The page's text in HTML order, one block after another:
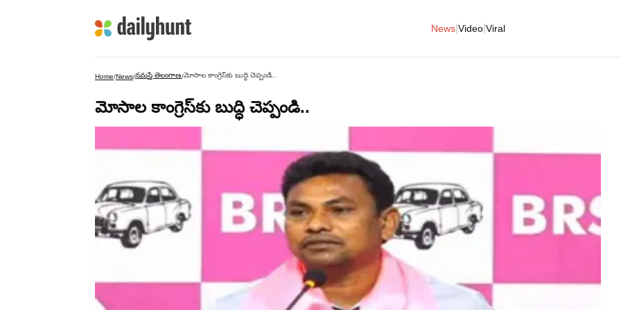
News Video Viral
Home/News/నమస్తే తెలంగాణ/మోసాల కాంగ్రెస్‌కు బుద్ధి చెప్పండి..
మోసాల కాంగ్రెస్‌కు బుద్ధి చెప్పండి..